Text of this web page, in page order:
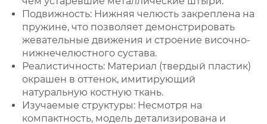
Подвижность: Нижняя челюсть закреплена на
пружине, что позволяет демонстрировать
жевательные движения и строение височно-
нижнечелюстного сустава.
Реалистичность: Материал (твердый пластик)
окрашен в оттенок, имитирующий
натуральную костную ткань.
Изучаемые структуры: Несмотря на
компактность, модель детализирована и